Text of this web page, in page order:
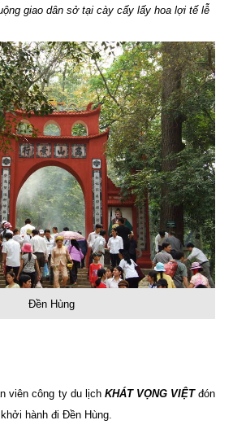
giao dân sở tại cày cấy lấy hoa lợi tế lễ
Đền Hùng
viên công ty du lịch KHÁT VỌNG VIỆTđón
hành đi Đền Hùng.